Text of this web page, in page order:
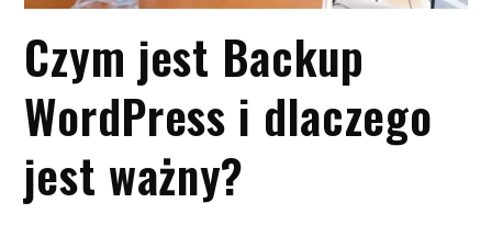
Czym jest Backup
WordPress i dlaczego
jest ważny?